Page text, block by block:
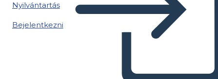
Nyilvántartás
Bejelentkezni